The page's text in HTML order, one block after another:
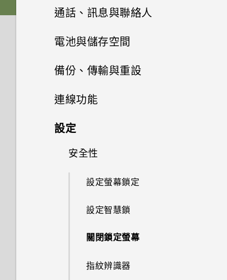
為何電池電力消耗如此快速？
會鎖住？
安裝軟體更新後，曾設為內部儲
如何將 SD 卡設為可攜式儲存空
間？
Google 相簿無法讓我刪除 SD
卡中的相片。我該怎麼做？
記憶卡？
與資料夾？
如何在手機與電腦之間複製檔
Google Assistant 為何沒有回
應？
為何手機上的應用程式會當機並
三方應用程式？
如何啟用開發人員選項？
為何手機反應緩慢且靜止不動？
為何手機會自動關機？
手機異常過熱或溫度過高時該怎
無線與網路
我可以在手機上切換到另一個
做？
如何將手機的網際網路連線分享
給其他裝置使用？
腦。檔案存到哪裡去了？
如何將業者的存取點名稱新增至
手機？
設定與其他
我能將 Micro SIM 卡剪小為
nano SIM 卡以裝入 HTC 裝置
內嗎？
如何啟用或停用裝置管理員應用
為電池充電
開啟或關閉手機
初次設定手機
新增帳號
更改 nano SIM 卡設定
設)
存取設定
通知
程式更新
查看系統軟體版本
檢查系統軟體更新
新增應用程式至主畫面
新增主畫面小工具
將應用程式整理至資料夾
新增或移除主畫面面板
四鏡頭相機
開始使用相機應用程式
對焦和縮放
選擇拍攝模式
場景偵測
拍攝連拍相片
拍攝人像照或自拍照
拍攝影片
拍攝超廣角相片
安裝及移除應用程式
從 Google Play 商店取得應用
程式
從網路下載應用程式
解除安裝應用程式
使用子母畫面
程式
設定預設應用程式
設定應用程式連結
通話、訊息與聯絡人
手機通話功能
撥打電話
回撥未接來電
通話期間可以執行的動作
設定多方通話
通話記錄
封鎖電話號碼
傳送多媒體訊息 (MMS)
轉寄訊息
電池與儲存空間
電池
延長電池使用時間的提示
顯示電池百分比
查看電池用量
應用程式電池最佳化
在應用程式中啟用背景限制
釋放儲存空間
在內建儲存空間與記憶卡之間複
製或移動檔案
在 HTC U20 5G 和電腦間複製
備份、傳輸與重設
傳輸
從 Android 手機傳輸內容
在手機和電腦之間傳送相片、影
備份與重設
備份 HTC U20 5G
備份相片和影片
重設網路設定
重設 HTC U20 5G (硬體重啟)
連線功能
網際網路連線
開啟或關閉數據連線
管理數據使用量
Wi-Fi 連線
連線到 VPN
安裝數位憑證
無線分享
開啟或關閉藍牙
連接藍牙耳機
與藍牙裝置解除配對
使用藍牙接收檔案
設定
安全性
設定螢幕鎖定
設定智慧鎖
關閉鎖定螢幕
指紋辨識器